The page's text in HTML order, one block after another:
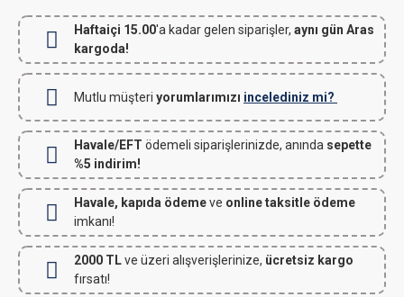
Haftaiçi 15.00'a kadar gelen siparişler, aynı gün Aras
kargoda!
Mutlu müşteri yorumlarımızı incelediniz mi?
Havale/EFT ödemeli siparişlerinizde, anında sepette
%5 indirim!
Havale, kapıda ödemeve online taksitle ödeme
imkanı!
2000 TLve üzeri alışverişlerinize, ücretsiz kargo
fırsatı!